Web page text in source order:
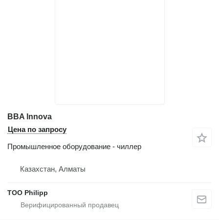
BBA lnnova
Цена по запросу
Промышленное оборудование - чиллер
Казахстан, Алматы
ТОО Philipp